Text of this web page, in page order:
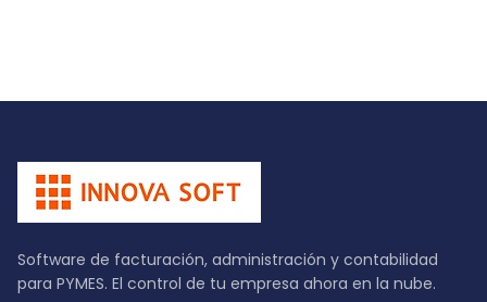
Software de facturación, administración y contabilidad
para PYMES. El control de tu empresa ahora en la nube.